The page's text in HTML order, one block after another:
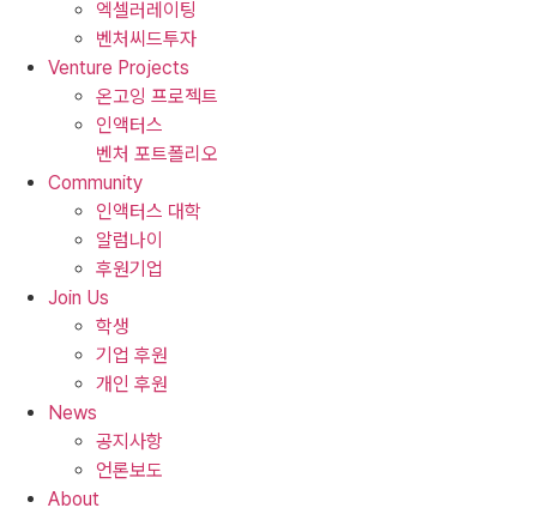
엑셀러레이팅
벤처씨드투자
Venture Projects
온고잉 프로젝트
인액터스
벤처 포트폴리오
Community
인액터스 대학
알럼나이
후원기업
Join Us
학생
기업 후원
개인 후원
News
공지사항
언론보도
About